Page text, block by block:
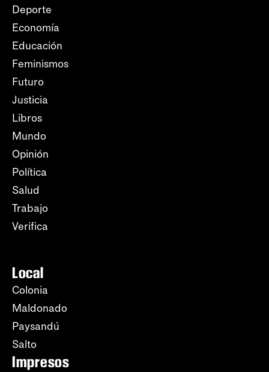
Deporte
Economía
Educación
Feminismos
Futuro
Justicia
Libros
Mundo
Opinión
Política
Salud
Trabajo
Verifica
Local
Colonia
Maldonado
Paysandú
Salto
Impresos